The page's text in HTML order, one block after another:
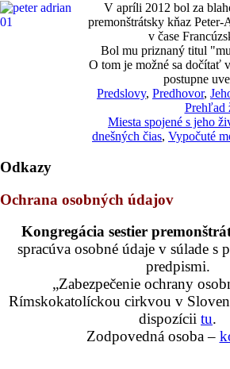
V apríli 2012 bol za
premonštrátsky kňaz
v čase
Bol mu priznaný titul
O tom je možné sa dočítať
postupne
Predslovy, Predhovor,
Prehľad
Miesta spojené s jeho
dnešných čias, Vypočuté
Odkazy
Ochrana osobných údajov
Kongregácia sestier
spracúva osobné údaje v súlade s
predpismi.
„Zabezpečenie ochrany
Rímskokatolíckou cirkvou v
dispozícii tu.
Zodpovedná osoba –